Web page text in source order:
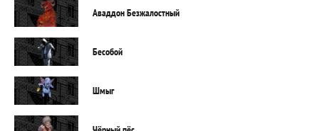
Аваддон Безжалостный
Бесобой
Шмыг